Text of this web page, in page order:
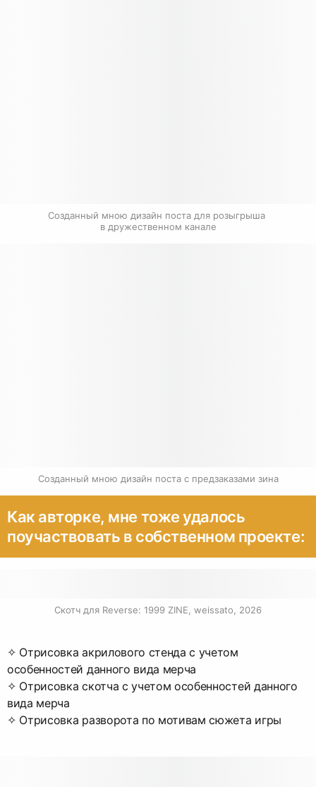
Созданный мною дизайн поста для розыгрыша
в дружественном канале
Созданный мною дизайн поста с предзаказами зина
Как авторке, мне тоже удалось
поучаствовать в собственном проекте:
Скотч для Reverse: 1999 ZINE, weissato, 2026
✧ Отрисовка акрилового стенда с учетом
особенностей данного вида мерча
✧ Отрисовка скотча с учетом особенностей данного
вида мерча
✧ Отрисовка разворота по мотивам сюжета игры